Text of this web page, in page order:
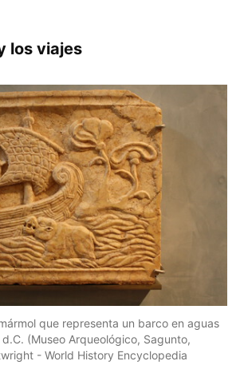
los viajes
que representa un barco en aguas
(Museo Arqueológico, Sagunto,
- World History Encyclopedia